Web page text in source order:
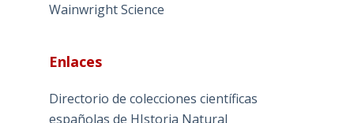
Wainwright Science
Enlaces
Directorio de colecciones científicas
españolas de HIstoria Natural